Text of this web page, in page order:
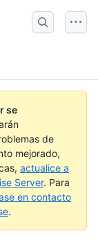
se
de
mejorado,
actualice a
Server. Para
en contacto
.